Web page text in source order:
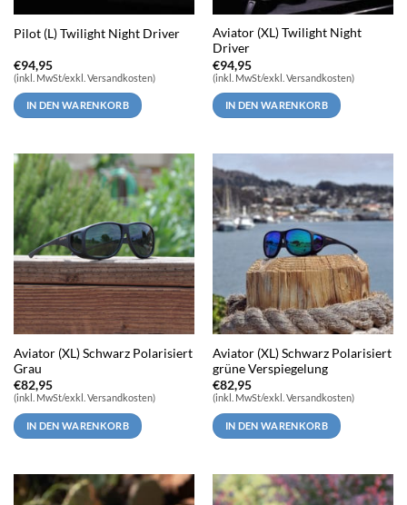
Pilot (L) Twilight Night Driver
€94,95
(inkl. MwSt/exkl. Versandkosten)
IN DEN WARENKORB
Aviator (XL) Twilight Night
Driver
€94,95
(inkl. MwSt/exkl. Versandkosten)
IN DEN WARENKORB
Aviator (XL) Schwarz Polarisiert
Grau
€82,95
(inkl. MwSt/exkl. Versandkosten)
IN DEN WARENKORB
Aviator (XL) Schwarz Polarisiert
grüne Verspiegelung
€82,95
(inkl. MwSt/exkl. Versandkosten)
IN DEN WARENKORB